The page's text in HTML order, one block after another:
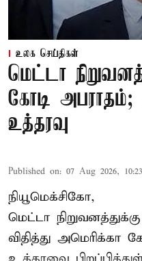
உலக செய்திகள்
மெட்டா
கோடி அபராதம்;
உத்தரவு
Published on: 07 Aug 2026,
நியூமெக்சிகோ,
மெட்டா
விதித்து அமெரிக்கா